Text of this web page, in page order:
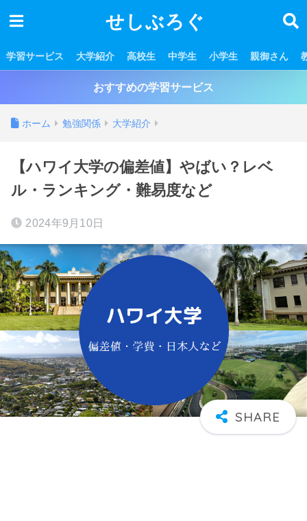
せしぶろぐ
学習サービス 大学紹介 高校生 中学生 小学生 親御さん
おすすめの学習サービス
ホーム 勉強関係 大学紹介
【ハワイ大学の偏差値】やばい？レベ
ル・ランキング・難易度など
2024年9月10日